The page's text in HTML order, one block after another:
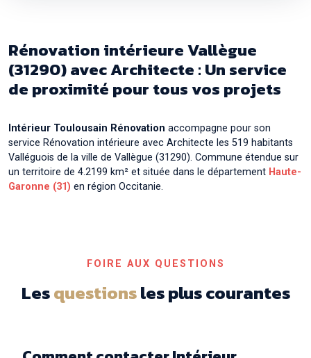
Rénovation intérieure avec Architecte àAuterive
Rénovation intérieure avec Architecte à
Tolosane
Rénovation intérieure avec Architecte à
Ayguesvives
Rénovation intérieure Vallègue
(31290) avec Architecte : Un service
de proximité pour tous vos projets
Intérieur Toulousain Rénovation accompagne pour son
service Rénovation intérieure avec Architecte les 519 habitants
Valléguois de la ville de Vallègue (31290). Commune étendue sur
un territoire de 4.2199 km² et située dans le département Haute-
Garonne (31) en région Occitanie.
FOIRE AUX QUESTIONS
Lesquestionsles plus courantes